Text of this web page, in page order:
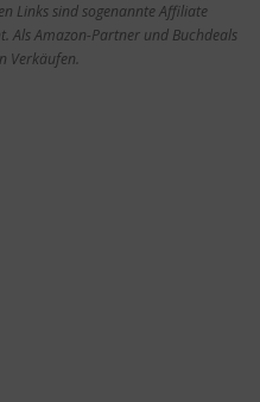
Links sind sogenannte Affiliate
Als Amazon-Partner und Buchdeals
Verkäufen.